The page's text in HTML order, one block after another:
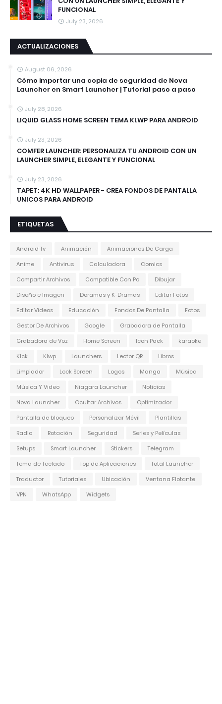
FUNCIONAL
July 23, 2026
ACTUALIZACIONES
August 06, 2026
Cómo importar una copia de seguridad de Nova
Launcher en Smart Launcher | Tutorial paso a paso
July 28, 2026
LIQUID GLASS HOME SCREEN TEMA KLWP PARA ANDROID
July 23, 2026
COMFER LAUNCHER: PERSONALIZA TU ANDROID CON UN
LAUNCHER SIMPLE, ELEGANTE Y FUNCIONAL
July 23, 2026
TAPET: 4K HD WALLPAPER - CREA FONDOS DE PANTALLA
UNICOS PARA ANDROID
ETIQUETAS
Android Tv Animación
Animaciones De Carga
Anime
Antivirus Calculadora
Comics
Compartir Archivos
Compatible Con Pc
Dibujar
Diseño e Imagen
Doramas y K-Dramas
Editar Fotos
Editar Videos
Educación Fondos De Pantalla
Fotos
Gestor De Archivos
Google
Grabadora de Pantalla
Grabadora de Voz
Home Screen Icon Pack
karaoke
Klck
Klwp Launchers Lector QR
Libros
Limpiador
Lock Screen Logos Manga
Música
Música Y Video
Niagara Launcher
Noticias
Nova Launcher
Ocultar Archivos
Optimizador
Pantalla de bloqueo
Personalizar Móvil
Plantillas
Radio
Rotación Seguridad
Series y Películas
Setups
Smart Launcher Stickers
Telegram
Tema de Teclado
Top de Aplicaciones
Total Launcher
Traductor
Tutoriales Ubicación
Ventana Flotante
VPN
WhatsApp Widgets